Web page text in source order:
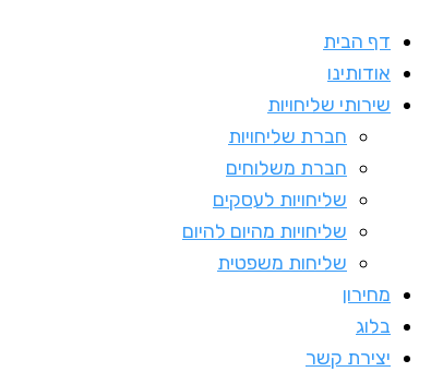
דף הבית
אודותינו
שירותי שליחויות
חברת שליחויות
חברת משלוחים
שליחויות לעסקים
שליחויות מהיום להיום
שליחות משפטית
מחירון
בלוג
יצירת קשר